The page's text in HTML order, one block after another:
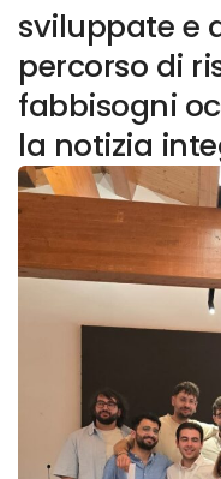
sviluppate e
percorso di
fabbisogni
la notizia